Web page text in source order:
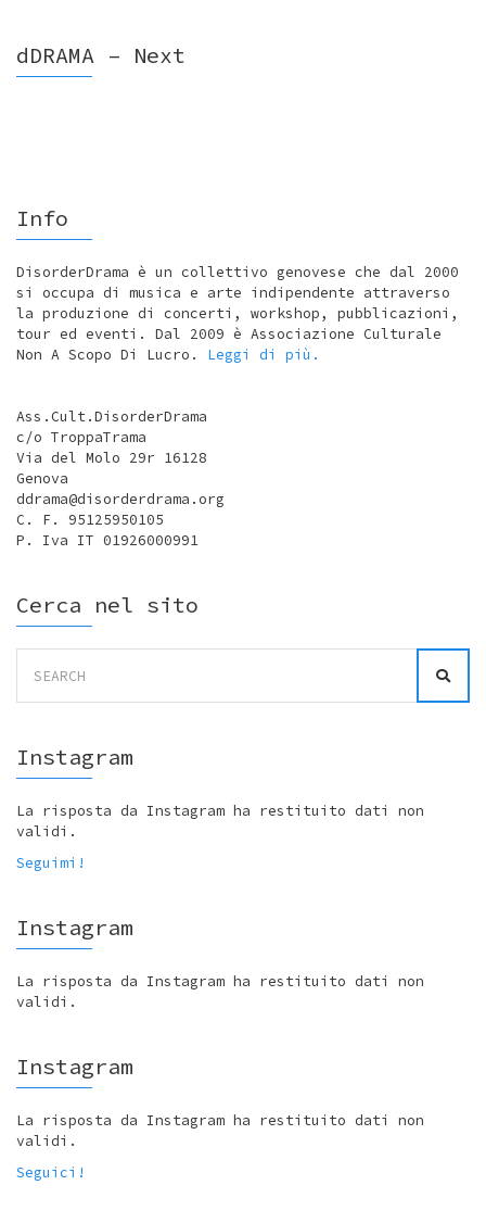
dDRAMA – Next
Info
DisorderDrama è un collettivo genovese che dal 2000
si occupa di musica e arte indipendente attraverso
la produzione di concerti, workshop, pubblicazioni,
tour ed eventi. Dal 2009 è Associazione Culturale
Non A Scopo Di Lucro. Leggi di più.
Ass.Cult.DisorderDrama
c/o TroppaTrama
Via del Molo 29r 16128
Genova
ddrama@disorderdrama.org
C. F. 95125950105
P. Iva IT 01926000991
Cerca nel sito
for:
Instagram
La risposta da Instagram ha restituito dati non
validi.
Seguimi!
Instagram
La risposta da Instagram ha restituito dati non
validi.
Instagram
La risposta da Instagram ha restituito dati non
validi.
Seguici!